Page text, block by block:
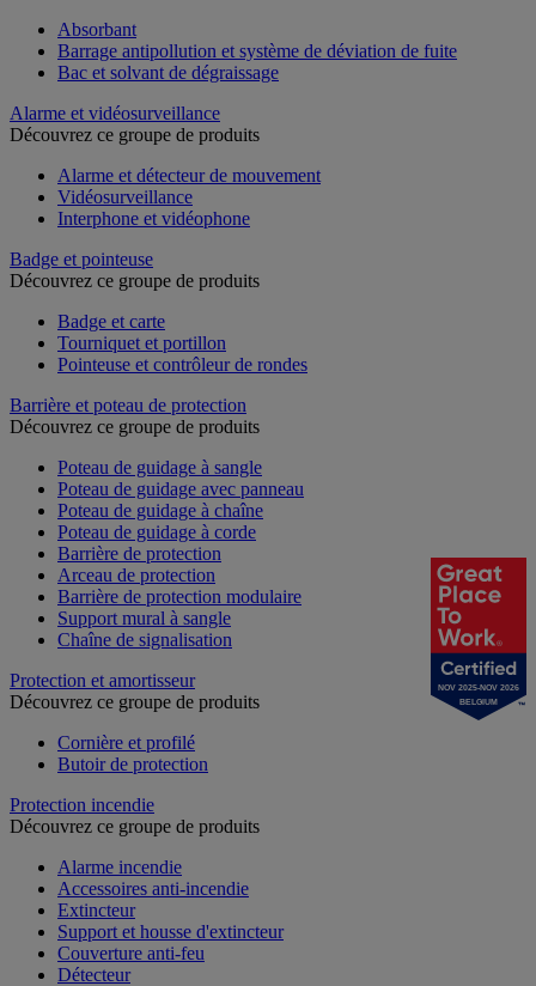
Absorbant
Barrage antipollution et système de déviation de fuite
Bac et solvant de dégraissage
Alarme et vidéosurveillance
Découvrez ce groupe de produits
Alarme et détecteur de mouvement
Vidéosurveillance
Interphone et vidéophone
Badge et pointeuse
Découvrez ce groupe de produits
Badge et carte
Tourniquet et portillon
Pointeuse et contrôleur de rondes
Barrière et poteau de protection
Découvrez ce groupe de produits
Poteau de guidage à sangle
Poteau de guidage avec panneau
Poteau de guidage à chaîne
Poteau de guidage à corde
Barrière de protection
Arceau de protection
Barrière de protection modulaire
Support mural à sangle
Chaîne de signalisation
Protection et amortisseur
Découvrez ce groupe de produits
Cornière et profilé
Butoir de protection
Protection incendie
Découvrez ce groupe de produits
Alarme incendie
Accessoires anti-incendie
Extincteur
Support et housse d'extincteur
Couverture anti-feu
Détecteur
NOV 2025-NOV 2026
BELGIUM